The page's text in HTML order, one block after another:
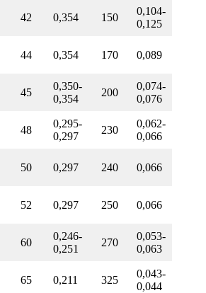
42 0,354 150
0,104-
0,125
44 0,354 170 0,089
45
0,350-
0,354
200
0,074-
0,076
48
0,295-
0,297
230
0,062-
0,066
50 0,297 240 0,066
52 0,297 250 0,066
60
0,246-
0,251
270
0,053-
0,063
65 0,211 325
0,043-
0,044